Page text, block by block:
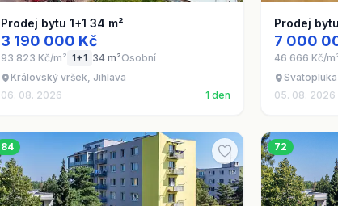
Prodej bytu 1+1 34 m²
3 190 000 Kč
93 823 Kč/m² 1+1 34 m²Osobní
Královský vršek, Jihlava
06. 08. 2026
1 den
Prodej
7 000
46 666 Kč/
05. 08. 2026
84 72